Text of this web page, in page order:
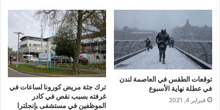
توقعات الطقس في العاصمة لندن
في عطلة نهاية الأسبوع
فبراير 4, 2021
ترك جثة مريض كورونا لساعات في
غرفته بسبب نقص في كادر
الموظفين في مستشفى بإنجلترا